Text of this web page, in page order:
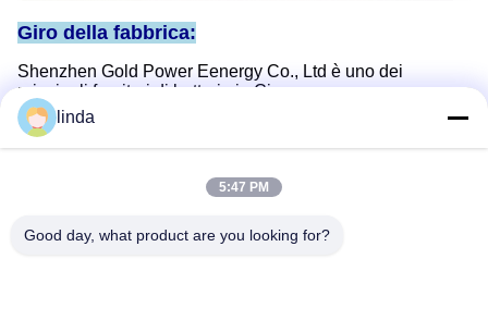
Giro della fabbrica:
Shenzhen Gold Power Eenergy Co., Ltd è uno dei
principali fornitori di batterie in Cina.
Abbiamo iniziato a offrire varie batterie tra cui batteria ai
polimeri di litio, batteria agli ioni di litio, batteria LiFePO4,
batteria dal 2001.
linda
5:47 PM
Good day, what product are you looking for?